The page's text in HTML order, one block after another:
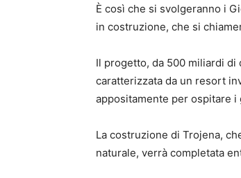
È così che si svolgeranno i
in costruzione, che si
Il progetto, da 500 miliardi di
caratterizzata da un resort
appositamente per ospitare i
La costruzione di Trojena,
naturale, verrà completata